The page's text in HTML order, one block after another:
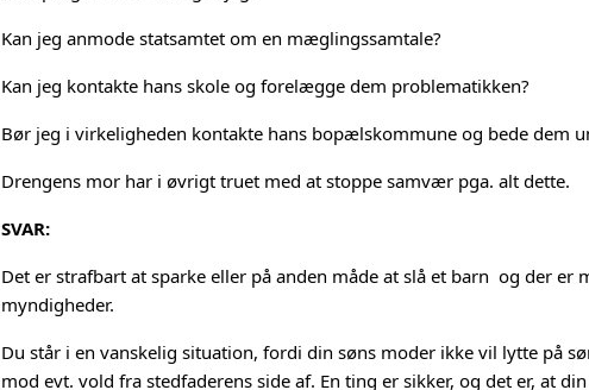
Kan jeg anmode statsamtet om en mæglingssamtale?
Kan jeg kontakte hans skole og forelægge dem problematikken?
Bør jeg i virkeligheden kontakte hans bopælskommune og bede dem
Drengens mor har i øvrigt truet med at stoppe samvær pga. alt dette.
SVAR:
Det er strafbart at sparke eller på anden måde at slå et barn  og der
myndigheder.
Du står i en vanskelig situation, fordi din søns moder ikke vil lytte på
mod evt. vold fra stedfaderens side af. En ting er sikker, og det er, at